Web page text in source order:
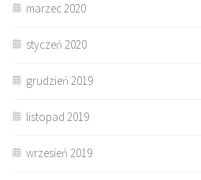
marzec 2020
styczeń 2020
grudzień 2019
listopad 2019
wrzesień 2019